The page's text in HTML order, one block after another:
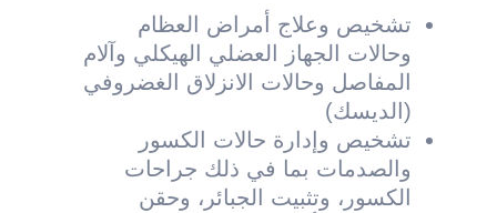
تشخيص وعلاج أمراض العظام
وحالات الجهاز العضلي الهيكلي وآلام
المفاصل وحالات الانزلاق الغضروفي
(الديسك)
تشخيص وإدارة حالات الكسور
والصدمات بما في ذلك جراحات
الكسور، وتثبيت الجبائر، وحقن